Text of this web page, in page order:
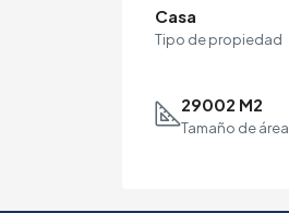
Casa
Tipo de propiedad
29002 M2
Tamaño de área